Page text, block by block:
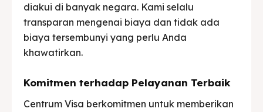
diakui di banyak negara. Kami selalu
transparan mengenai biaya dan tidak ada
biaya tersembunyi yang perlu Anda
khawatirkan.
Komitmen terhadap Pelayanan Terbaik
Centrum Visa berkomitmen untuk memberikan